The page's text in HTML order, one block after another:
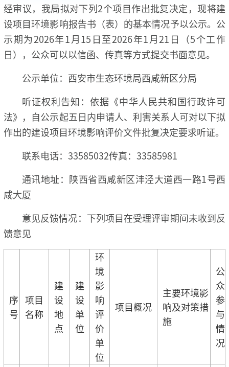
经审议，我局拟对下列2个项目作出批复决定，现将建
设项目环境影响报告书（表）的基本情况予以公示。公
示期为2026年1月15日至2026年1月21日（5个工作
日），公众可以以信函、传真等方式提交书面意见。
公示单位：西安市生态环境局西咸新区分局
听证权利告知：依据《中华人民共和国行政许可
法》，自公示起五日内申请人、利害关系人可对以下拟
作出的建设项目环境影响评价文件批复决定要求听证。
联系电话：33585032传真：33585981
通讯地址：陕西省西咸新区沣泾大道西一路1号西
咸大厦
意见反馈情况：下列项目在受理评审期间未收到反
馈意见
序
号
项目
名称
建
设
地
点
建
设
单
位
环
境
影
响
评
价
单
位
项目概况
主要环境影
响及对策措
施
公
众
参
与
情
况